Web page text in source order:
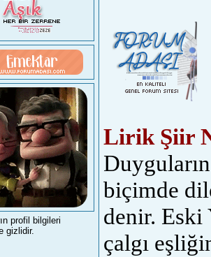
profil bilgileri
gizlidir.
Lirik Şiir
biçimde
denir. Eski
çalgı